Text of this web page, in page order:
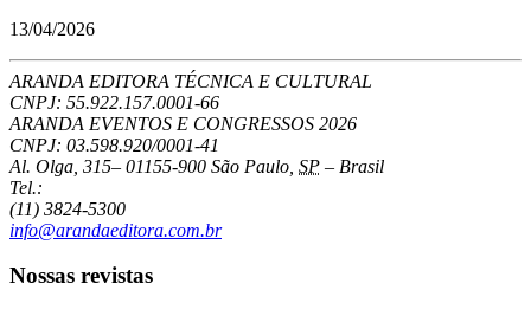
13/04/2026
ARANDA EDITORA TÉCNICA E CULTURAL
CNPJ: 55.922.157.0001-66
ARANDA EVENTOS E CONGRESSOS 2026
CNPJ: 03.598.920/0001-41
Al. Olga, 315– 01155-900 São Paulo SP – Brasil
Tel.:
(11) 3824-5300
info@arandaeditora.com.br
Nossas revistas